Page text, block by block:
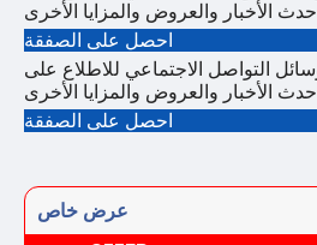
احصل على الصفقة
التواصل الاجتماعي للاطلاع على
احصل على الصفقة
عرض خاص